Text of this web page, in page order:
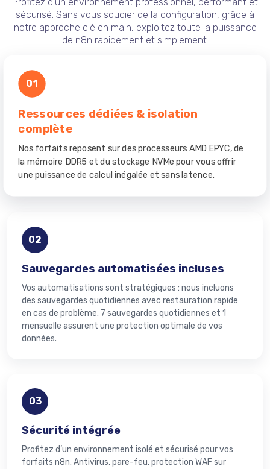
sécurisé. Sans vous soucier de la configuration, grâce à
notre approche clé en main, exploitez toute la puissance
de n8n rapidement et simplement.
01
Ressources dédiées & isolation
complète
Nos forfaits reposent sur des processeurs AMD EPYC, de
la mémoire DDR5 et du stockage NVMe pour vous offrir
une puissance de calcul inégalée et sans latence.
02
Sauvegardes automatisées incluses
Vos automatisations sont stratégiques : nous incluons
des sauvegardes quotidiennes avec restauration rapide
en cas de problème. 7 sauvegardes quotidiennes et 1
mensuelle assurent une protection optimale de vos
données.
03
Sécurité intégrée
Profitez d’un environnement isolé et sécurisé pour vos
forfaits n8n. Antivirus, pare-feu, protection WAF sur